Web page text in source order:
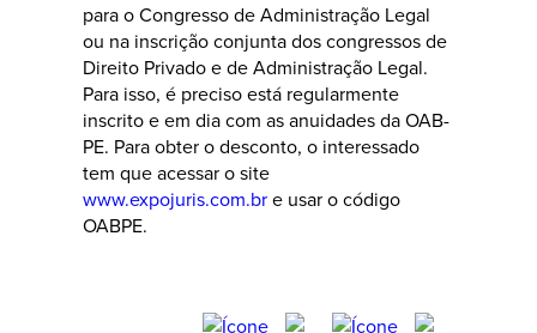
para o Congresso de Administração Legal
ou na inscrição conjunta dos congressos de
Direito Privado e de Administração Legal.
Para isso, é preciso está regularmente
inscrito e em dia com as anuidades da OAB-
PE. Para obter o desconto, o interessado
tem que acessar o site
www.expojuris.com.bre usar o código
OABPE.